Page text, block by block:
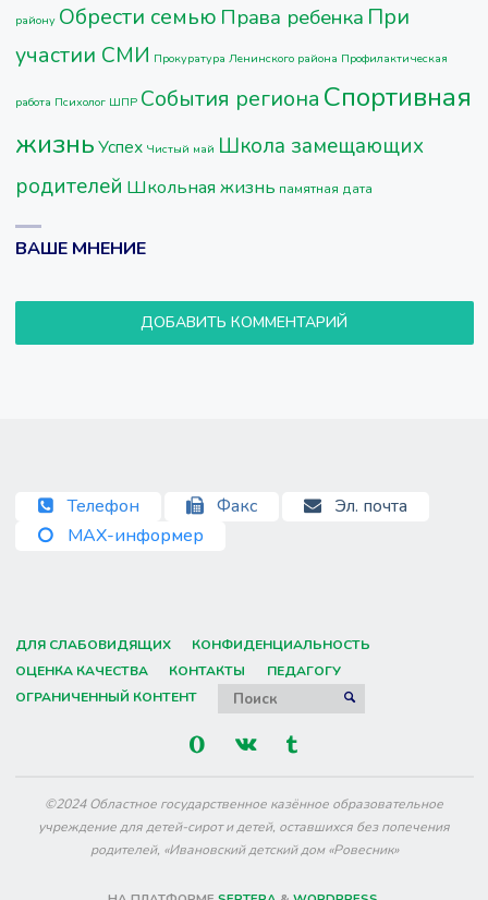
району Обрести семью Права ребенка При
участии СМИ Прокуратура Ленинского района Профилактическая
работа Психолог ШПР События региона Спортивная
жизньУспех Чистый май Школа замещающих
родителей Школьная жизнь памятная дата
ВАШЕ МНЕНИЕ
ДОБАВИТЬ КОММЕНТАРИЙ
Телефон Факс
Эл. почта
MAX-информер
ДЛЯ СЛАБОВИДЯЩИХ
КОНФИДЕНЦИАЛЬНОСТЬ
ОЦЕНКА КАЧЕСТВА
КОНТАКТЫ
ПЕДАГОГУ
ОГРАНИЧЕННЫЙ КОНТЕНТ
ПОИСК
©2024 Областное государственное казённое образовательное
учреждение для детей-сирот и детей, оставшихся без попечения
родителей, «Ивановский детский дом «Ровесник»